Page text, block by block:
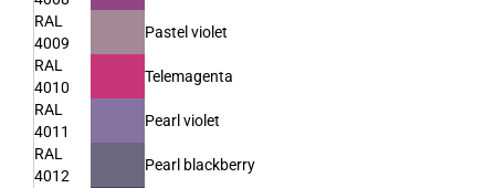
RAL
4009
Pastel violet
RAL
4010
Telemagenta
RAL
4011
Pearl violet
RAL
4012
Pearl blackberry